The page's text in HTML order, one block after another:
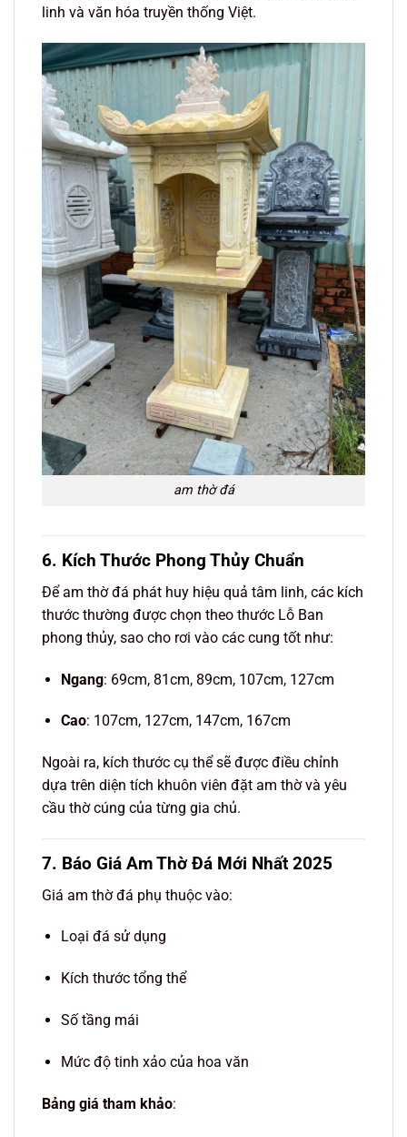
linh và văn hóa truyền thống Việt.
am thờ đá
6. Kích Thước Phong Thủy Chuẩn
Để am thờ đá phát huy hiệu quả tâm linh, các kích
thước thường được chọn theo thước Lỗ Ban
phong thủy, sao cho rơi vào các cung tốt như:
Ngang: 69cm, 81cm, 89cm, 107cm, 127cm
Cao: 107cm, 127cm, 147cm, 167cm
Ngoài ra, kích thước cụ thể sẽ được điều chỉnh
dựa trên diện tích khuôn viên đặt am thờ và yêu
cầu thờ cúng của từng gia chủ.
7. Báo Giá Am Thờ Đá Mới Nhất 2025
Giá am thờ đá phụ thuộc vào:
Loại đá sử dụng
Kích thước tổng thể
Số tầng mái
Mức độ tinh xảo của hoa văn
Bảng giá tham khảo: